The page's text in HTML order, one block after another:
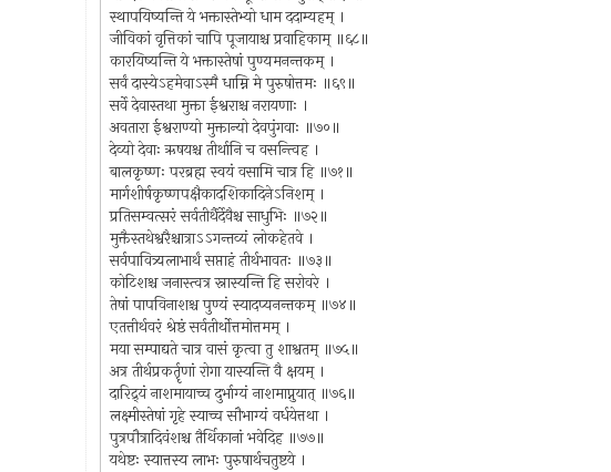
स्थापयिष्यन्ति ये भक्तास्तेभ्यो धाम ददाम्यहम् ।
जीविकां वृत्तिकां चापि पूजायाश्च प्रवाहिकाम् ॥६८॥
कारयिष्यन्ति ये भक्तास्तेषां पुण्यमनन्तकम् ।
सर्वं दास्येऽहमेवाऽस्मै धाम्नि मे पुरुषोत्तमः ॥६९॥
सर्वे देवास्तथा मुक्ता ईश्वराश्च नरायणाः ।
अवतारा ईश्वराण्यो मुक्तान्यो देवपुंगवाः ॥७०॥
देव्यो देवाः ऋषयश्च तीर्थानि च वसन्त्विह ।
बालकृष्णः परब्रह्म स्वयं वसामि चात्र हि ॥७१॥
मार्गशीर्षकृष्णपक्षैकादशिकादिनेऽनिशम् ।
प्रतिसम्वत्सरं सर्वतीर्थैंर्देवैश्च साधुभिः ॥७२॥
मुक्तैस्तथेश्वरैश्चात्राऽऽगन्तव्यं लोकहेतवे ।
सर्वपावित्र्यलाभार्थं सप्ताहं तीर्थभावतः ॥७३॥
कोटिशश्च जनास्त्वत्र स्नास्यन्ति हि सरोवरे ।
तेषां पापविनाशश्च पुण्यं स्यादप्यनन्तकम् ॥७४॥
एतत्तीर्थवरं श्रेष्ठं सर्वतीर्थोत्तमोत्तमम् ।
मया सम्पाद्यते चात्र वासं कृत्वा तु शाश्वतम् ॥७५॥
अत्र तीर्थप्रकर्तॄणां रोगा यास्यन्ति वै क्षयम् ।
दारिद्र्यं नाशमायाच्च दुर्भाग्यं नाशमाप्नुयात् ॥७६॥
लक्ष्मीस्तेषां गृहे स्याच्च सौभाग्यं वर्धयेत्तथा ।
पुत्रपौत्रादिवंशश्च तैर्थिकानां भवेदिह ॥७७॥
यथेष्टः स्यात्तस्य लाभः पुरुषार्थचतुष्टये ।